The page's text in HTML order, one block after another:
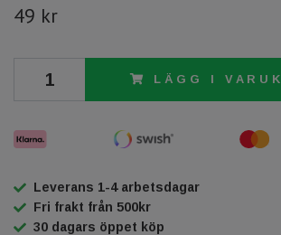
49 kr
LÄGG I
Leverans 1-4 arbetsdagar
Fri frakt från 500kr
30 dagars öppet köp